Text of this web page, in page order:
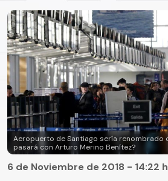
Aeropuerto de Santiago sería renombrado
pasará con Arturo Merino Benítez?
6 de Noviembre de 2018 - 14:22